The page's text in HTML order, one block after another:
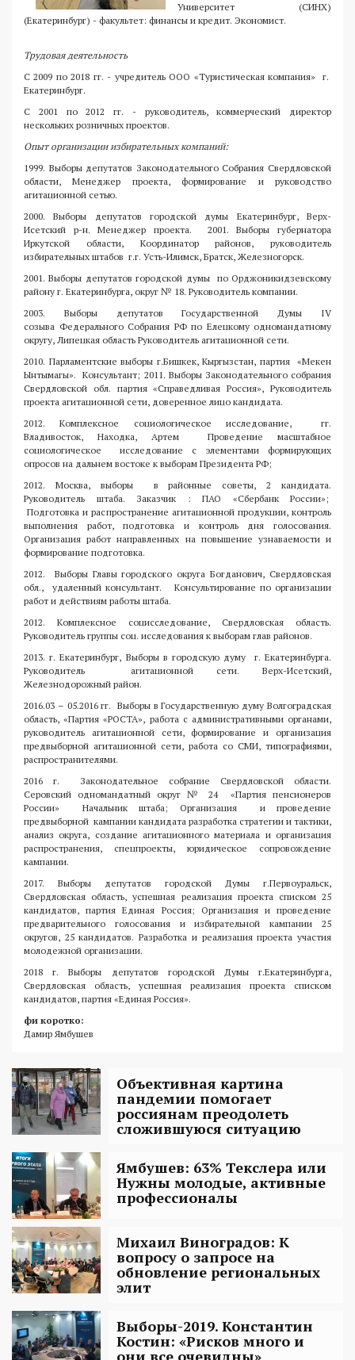
Университет (СИНХ)
(Екатеринбург) - факультет: финансы и кредит. Экономист.
Трудовая деятельность
С 2009 по 2018 гг. - учредитель ООО «Туристическая компания» г.
Екатеринбург.
С 2001 по 2012 гг. - руководитель, коммерческий директор
нескольких розничных проектов.
Опыт организации избирательных компаний:
1999. Выборы депутатов Законодательного Собрания Свердловской
области, Менеджер проекта, формирование и руководство
агитационной сетью.
2000. Выборы депутатов городской думы Екатеринбург, Верх-
Исетский р-н. Менеджер проекта. 2001. Выборы губернатора
Иркутской области, Координатор районов, руководитель
избирательных штабов г.г. Усть-Илимск, Братск, Железногорск.
2001. Выборы депутатов городской думы по Орджоникидзевскому
району г. Екатеринбурга, округ № 18. Руководитель компании.
2003. Выборы депутатов Государственной Думы IV
созыва Федерального Собрания РФ по Елецкому одномандатному
округу, Липецкая область Руководитель агитационной сети.
2010. Парламентские выборы г.Бишкек, Кыргызстан, партия «Мекен
Ынтымагы». Консультант; 2011. Выборы Законодательного собрания
Свердловской обл. партия «Справедливая Россия», Руководитель
проекта агитационной сети, доверенное лицо кандидата.
2012. Комплексное социологическое исследование, гг.
Владивосток, Находка, Артем Проведение масштабное
социологическое исследование с элементами формирующих
опросов на дальнем востоке к выборам Президента РФ;
2012. Москва, выборы в районные советы, 2 кандидата.
Руководитель штаба. Заказчик : ПАО «Сбербанк России»;
Подготовка и распространение агитационной продукции, контроль
выполнения работ, подготовка и контроль дня голосования.
Организация работ направленных на повышение узнаваемости и
формирование подготовка.
2012. Выборы Главы городского округа Богданович, Свердловская
обл., удаленный консультант. Консультирование по организации
работ и действиям работы штаба.
2012. Комплексное социсследование, Свердловская область.
Руководитель группы соц. исследования к выборам глав районов.
2013. г. Екатеринбург, Выборы в городскую думу г. Екатеринбурга.
Руководитель агитационной сети. Верх-Исетский,
Железнодорожный район.
2016.03 – 05.2016 гг. Выборы в Государственную думу Волгоградская
область, «Партия «РОСТА», работа с административными органами,
руководитель агитационной сети, формирование и организация
предвыборной агитационной сети, работа со СМИ, типографиями,
распространителями.
2016 г. Законодательное собрание Свердловской области.
Серовский одномандатный округ № 24 «Партия пенсионеров
России» Начальник штаба; Организация и проведение
предвыборной кампании кандидата разработка стратегии и тактики,
анализ округа, создание агитационного материала и организация
распространения, спецпроекты, юридическое сопровождение
кампании.
2017. Выборы депутатов городской Думы г.Первоуральск,
Свердловская область, успешная реализация проекта списком 25
кандидатов, партия Единая Россия; Организация и проведение
предварительного голосования и избирательной кампании 25
округов, 25 кандидатов. Разработка и реализация проекта участия
молодежной организации.
2018 г. Выборы депутатов городской Думы г.Екатеринбурга,
Свердловская область, успешная реализация проекта списком
кандидатов, партия «Единая Россия».
фи коротко:
Дамир Ямбушев
Объективная картина
пандемии помогает
россиянам преодолеть
сложившуюся ситуацию
Ямбушев: 63% Текслера или
Нужны молодые, активные
профессионалы
Михаил Виноградов: К
вопросу о запросе на
обновление региональных
элит
Выборы-2019. Константин
Костин: «Рисков много и
они все очевидны»